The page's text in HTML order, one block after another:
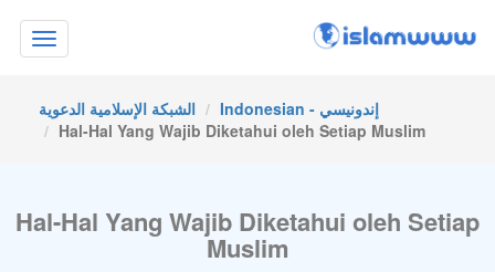
Toggle
navigation
الشبكة الإسلامية الدعوية
Indonesian - إندونيسي
Hal-Hal Yang Wajib Diketahui oleh Setiap Muslim
Hal-Hal Yang Wajib Diketahui oleh Setiap
Muslim